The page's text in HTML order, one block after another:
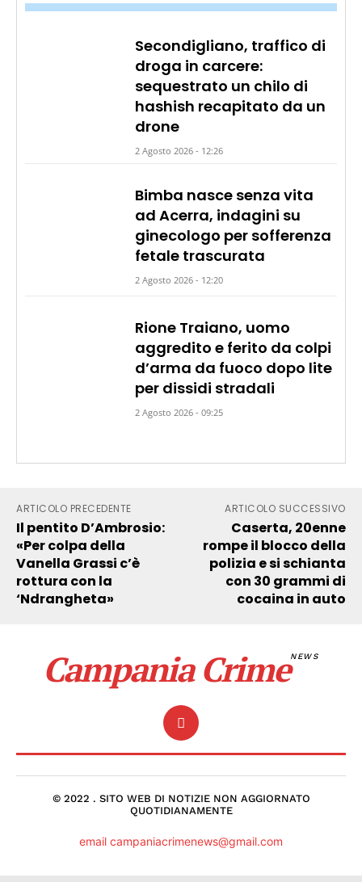
Secondigliano, traffico di
droga in carcere:
sequestrato un chilo di
hashish recapitato da un
drone
2 Agosto 2026 - 12:26
Bimba nasce senza vita
ad Acerra, indagini su
ginecologo per sofferenza
fetale trascurata
2 Agosto 2026 - 12:20
Rione Traiano, uomo
aggredito e ferito da colpi
d’arma da fuoco dopo lite
per dissidi stradali
2 Agosto 2026 - 09:25
ARTICOLO PRECEDENTE
Il pentito D’Ambrosio:
«Per colpa della
Vanella Grassi c’è
rottura con la
‘Ndrangheta»
ARTICOLO SUCCESSIVO
Caserta, 20enne
rompe il blocco della
polizia e si schianta
con 30 grammi di
cocaina in auto
Campania CrimeNEWS
© 2022 . SITO WEB DI NOTIZIE NON AGGIORNATO
QUOTIDIANAMENTE
email campaniacrimenews@gmail.com